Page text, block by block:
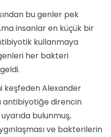
bu genler pek
insanlar en küçük bir
kullanmaya
her bakteri
keşfeden Alexander
antibiyotiğe direncin
bulunmuş,
ve bakterilerin